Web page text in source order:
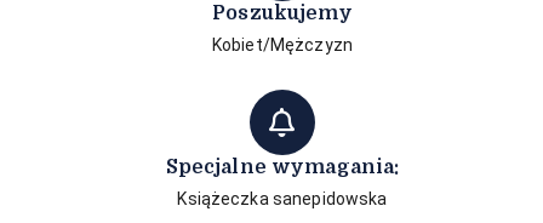
Poszukujemy
Kobiet/Mężczyzn
Specjalne wymagania:
Książeczka sanepidowska